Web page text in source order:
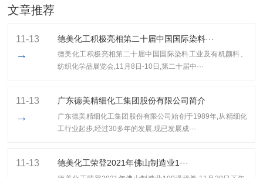
文章推荐
11-13
→
德美化工积极亮相第二十届中国国际染料···
德美化工积极亮相第二十届中国国际染料工业及有机颜料、
纺织化学品展览会,11月8日-10日,第二十届中···
11-13
→
广东德美精细化工集团股份有限公司简介
广东德美精细化工集团股份有限公司始创于1989年,从精细化
工行业起步,经过30多年的发展,现已发展成···
11-13 ​德美化工荣登2021年佛山制造业1···